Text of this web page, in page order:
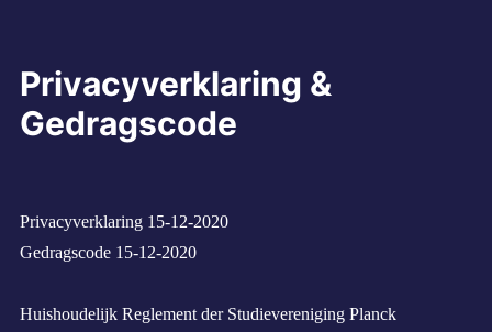
Privacyverklaring &
Gedragscode
Privacyverklaring 15-12-2020
Gedragscode 15-12-2020
Huishoudelijk Reglement der Studievereniging Planck